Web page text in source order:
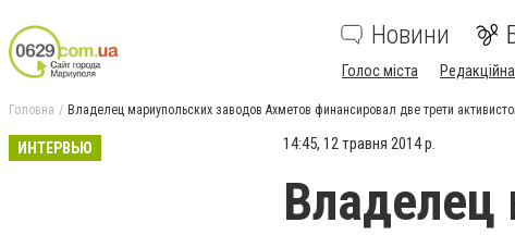
Новини
Голос міста
Головна Владелец мариупольских заводов Ахметов финансировал две трети
ИНТЕРВЬЮ 14:45, 12 травня 2014 р.
Владелец